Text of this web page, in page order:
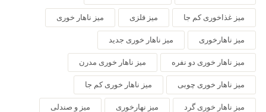
میز غذاخوری کم جا میز فلزی میز ناهار خوری
میز ناهارخوری میز ناهار خوری جدید
میز ناهار خوری دو نفره میز ناهار خوری مدرن
میز ناهار خوری چوبی میز ناهار خوری کم جا
میز ناهار خوری گرد میز نهارخوری میز و صندلی